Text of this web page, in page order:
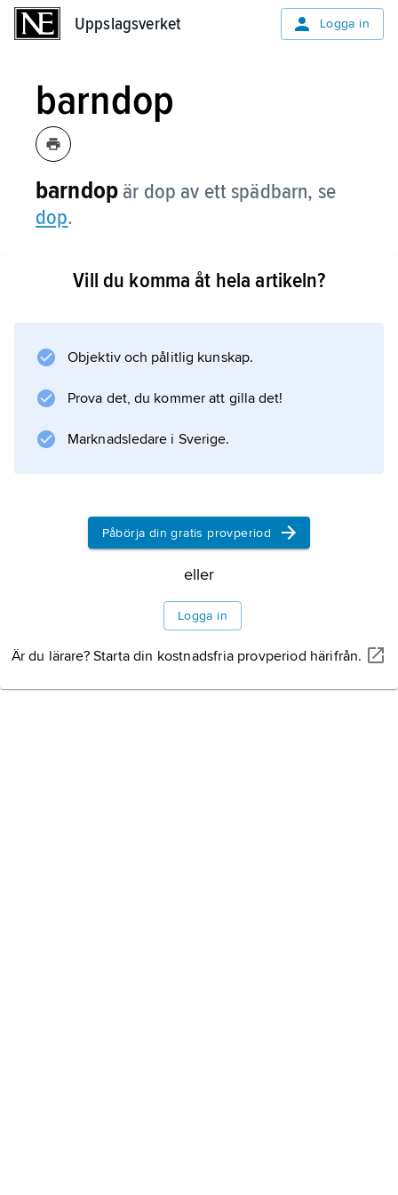
Uppslagsverket Logga in
barndop
barndop är dop av ett spädbarn, se
dop.
Vill du komma åt hela artikeln?
Objektiv och pålitlig kunskap.
Prova det, du kommer att gilla det!
Marknadsledare i Sverige.
Påbörja din gratis provperiod
eller
Logga in
Är du lärare? Starta din kostnadsfria provperiod härifrån.